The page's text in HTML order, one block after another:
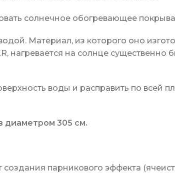
солнечное обогревающее
Материал, из которого оно
нагревается на солнце
воды и расправить по
диаметром 305 см.
парникового эффекта